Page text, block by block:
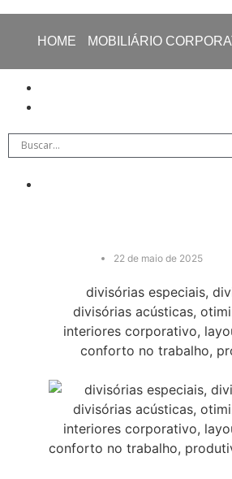
HOME MOBILIÁRIO
22 de maio de 2025
divisórias especiais,
divisórias acústicas,
interiores corporativo,
conforto no trabalho,